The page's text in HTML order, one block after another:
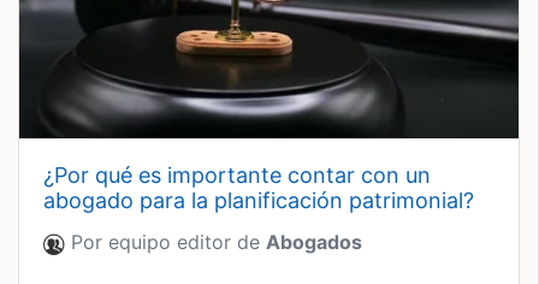
¿por qué es importante contar con un
abogado para la planificación patrimonial?
Por equipo editor de Abogados